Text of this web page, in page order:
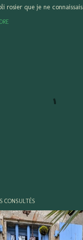
rosier que je ne
CONSULTÉS